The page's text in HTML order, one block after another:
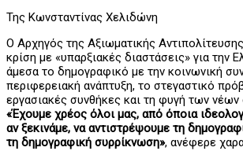
Της Κωνσταντίνας Χελιδώνη
Ο Αρχηγός της Αξιωματικής
κρίση με «υπαρξιακές διαστάσεις» για την
άμεσα το δημογραφικό με την κοινωνική
περιφερειακή ανάπτυξη, το στεγαστικό
εργασιακές συνθήκες και τη φυγή των νέων
«Έχουμε χρέος όλοι μας, από όποια
αν ξεκινάμε, να αντιστρέψουμε τη
τη δημογραφική συρρίκνωση», ανέφερε